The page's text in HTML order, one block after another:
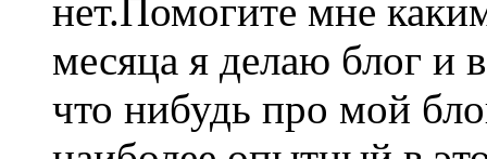
нет.Помогите мне
месяца я делаю блог и
что нибудь про мой